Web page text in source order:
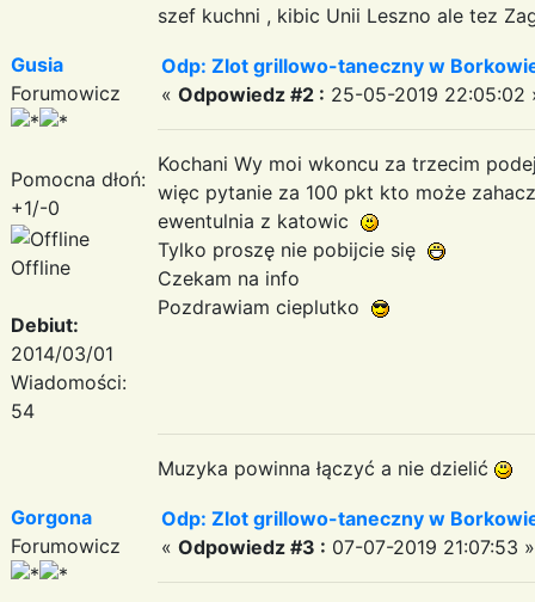
szef kuchni , kibic Unii Leszno ale tez
Gusia
Forumowicz
Pomocna dłoń:
+1/-0
Offline
Debiut:
2014/03/01
Wiadomości:
54
Odp: Zlot grillowo-taneczny w
« Odpowiedz #2 : 25-05-2019 22:05:02
Kochani Wy moi wkoncu za trzecim
więc pytanie za 100 pkt kto może
ewentulnia z katowic
Tylko proszę nie pobijcie się
Czekam na info
Pozdrawiam cieplutko
Muzyka powinna łączyć a nie dzielić
Gorgona
Forumowicz
Odp: Zlot grillowo-taneczny w
« Odpowiedz #3 : 07-07-2019 21:07:53 »